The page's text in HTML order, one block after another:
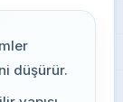
düşürür.